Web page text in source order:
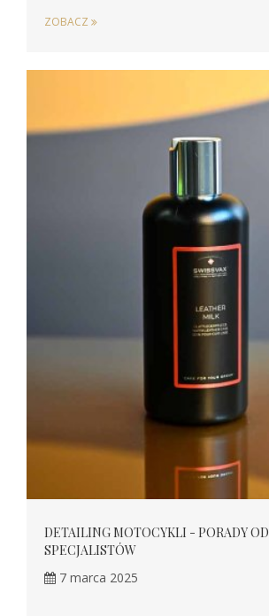
ZOBACZ
DETAILING MOTOCYKLI - PORADY OD
SPECJALISTÓW
7 marca 2025